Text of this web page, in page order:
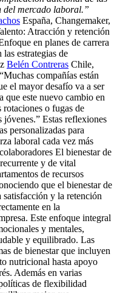
del mercado laboral.”
España, Changemaker,
Atracción y retención
en planes de carrera
estrategias de
Belén Contreras Chile,
compañías están
el mayor desafío va a ser
que este nuevo cambio en
o fugas de
jóvenes.” Estas reflexiones
personalizadas para
laboral cada vez más
El bienestar de
y de vital
de recursos
que el bienestar de
satisfacción y la retención
en la
Este enfoque integral
y mentales,
y equilibrado. Las
de bienestar que incluyen
nutricional hasta apoyo
Además en varias
de flexibilidad